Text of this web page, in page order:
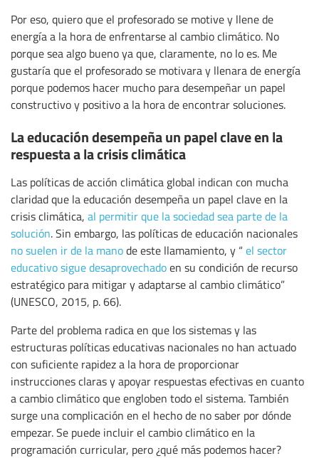
Por eso, quiero que el profesorado se motive y llene de
energía a la hora de enfrentarse al cambio climático. No
porque sea algo bueno ya que, claramente, no lo es. Me
gustaría que el profesorado se motivara y llenara de energía
porque podemos hacer mucho para desempeñar un papel
constructivo y positivo a la hora de encontrar soluciones.
La educación desempeña un papel clave en la
respuesta a la crisis climática
Las políticas de acción climática global indican con mucha
claridad que la educación desempeña un papel clave en la
crisis climática, al permitir que la sociedad sea parte de la
solución. Sin embargo, las políticas de educación nacionales
no suelen ir de la manode este llamamiento, y “ el sector
educativo sigue desaprovechadoen su condición de recurso
estratégico para mitigar y adaptarse al cambio climático”
(UNESCO, 2015, p. 66).
Parte del problema radica en que los sistemas y las
estructuras políticas educativas nacionales no han actuado
con suficiente rapidez a la hora de proporcionar
instrucciones claras y apoyar respuestas efectivas en cuanto
a cambio climático que engloben todo el sistema. También
surge una complicación en el hecho de no saber por dónde
empezar. Se puede incluir el cambio climático en la
programación curricular, pero ¿qué más podemos hacer?